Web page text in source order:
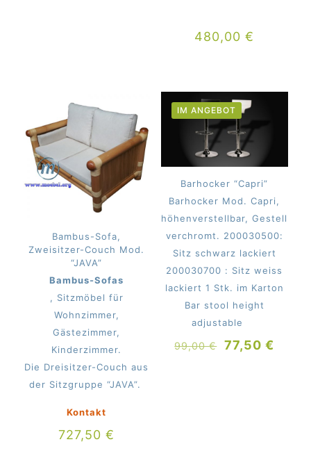
480,00€
Bambus-Sofa,
Zweisitzer-Couch Mod.
“JAVA”
Bambus-Sofas
, Sitzmöbel für
Wohnzimmer,
Gästezimmer,
Kinderzimmer.
Die Dreisitzer-Couch aus
der Sitzgruppe “JAVA”.
Kontakt
727,50€
IM ANGEBOT
Barhocker “Capri”
Barhocker Mod. Capri,
höhenverstellbar, Gestell
verchromt. 200030500:
Sitz schwarz lackiert
200030700 : Sitz weiss
lackiert 1 Stk. im Karton
Bar stool height
adjustable
99,00€ 77,50€